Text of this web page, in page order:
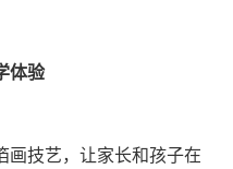
体验
画技艺，让家长和孩子在